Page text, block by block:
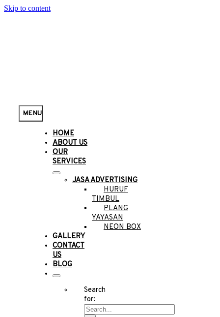
Skip to content
MENU
HOME
ABOUT US
OUR
SERVICES
JASA ADVERTISING
HURUF
TIMBUL
PLANG
YAYASAN
NEON BOX
GALLERY
CONTACT
US
BLOG
Search
for: